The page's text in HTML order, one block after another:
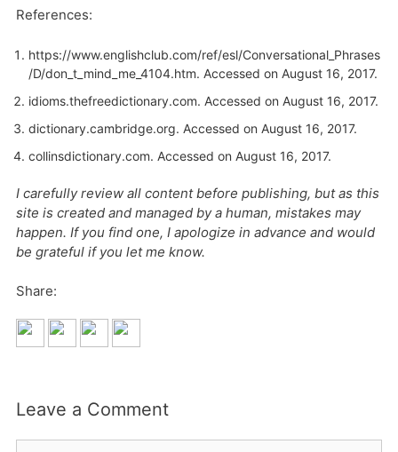
References:
https://www.englishclub.com/ref/esl/Conversational_Phrases
/D/don_t_mind_me_4104.htm. Accessed on August 16, 2017.
idioms.thefreedictionary.com. Accessed on August 16, 2017.
dictionary.cambridge.org. Accessed on August 16, 2017.
collinsdictionary.com. Accessed on August 16, 2017.
I carefully review all content before publishing, but as this
site is created and managed by a human, mistakes may
happen. If you find one, I apologize in advance and would
be grateful if you let me know.
Share:
Leave a Comment